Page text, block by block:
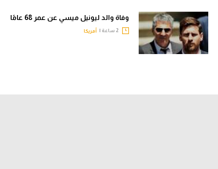
وفاة والد ليونيل ميسي عن عمر 68 عامًا
أمريكا